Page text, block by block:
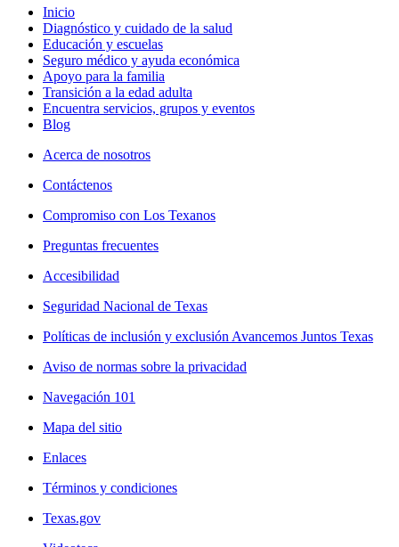
Inicio
Diagnóstico y cuidado de la salud
Educación y escuelas
Seguro médico y ayuda económica
Apoyo para la familia
Transición a la edad adulta
Encuentra servicios, grupos y eventos
Blog
Acerca de nosotros
Contáctenos
Compromiso con Los Texanos
Preguntas frecuentes
Accesibilidad
Seguridad Nacional de Texas
Políticas de inclusión y exclusión Avancemos Juntos Texas
Aviso de normas sobre la privacidad
Navegación 101
Mapa del sitio
Enlaces
Términos y condiciones
Texas.gov